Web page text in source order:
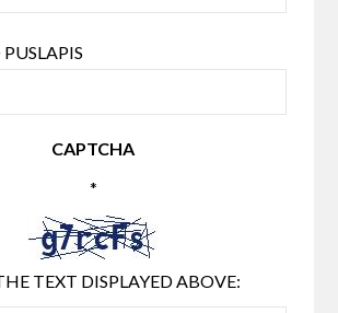
CAPTCHA
*
TEXT DISPLAYED ABOVE: